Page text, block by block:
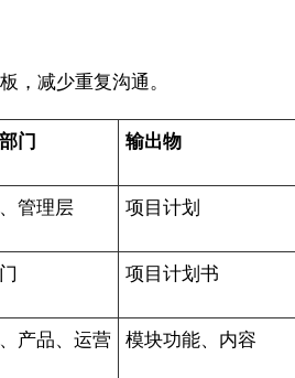
，减少重复沟通。
门 输出物
管理层 项目计划
项目计划书
产品、运营 模块功能、内容